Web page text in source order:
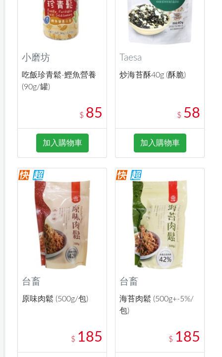
小磨坊
吃飯珍青鬆-鰹魚營養
(90g/罐)
$ 85
加入購物車
Taesa
炒海苔酥40g (酥脆)
$ 58
加入購物車
台畜
原味肉鬆 (500g/包)
$ 185
台畜
海苔肉鬆 (500g+-5%/
包)
$ 185